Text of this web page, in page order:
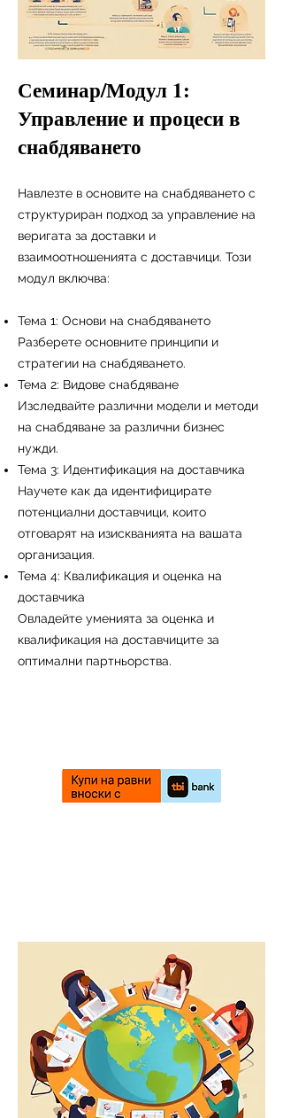
Семинар/Модул 1:
Управление и процеси в
снабдяването
Навлезте в основите на снабдяването с
структуриран подход за управление на
веригата за доставки и
взаимоотношенията с доставчици. Този
модул включва:
Тема 1: Основи на снабдяването
Разберете основните принципи и
стратегии на снабдяването.
Тема 2: Видове снабдяване
Изследвайте различни модели и методи
на снабдяване за различни бизнес
нужди.
Тема 3: Идентификация на доставчика
Научете как да идентифицирате
потенциални доставчици, които
отговарят на изискванията на вашата
организация.
Тема 4: Квалификация и оценка на
доставчика
Овладейте уменията за оценка и
квалификация на доставчиците за
оптимални партньорства.